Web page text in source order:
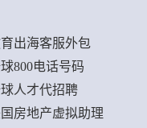
出海客服外包
800电话号码
人才代招聘
房地产虚拟助理